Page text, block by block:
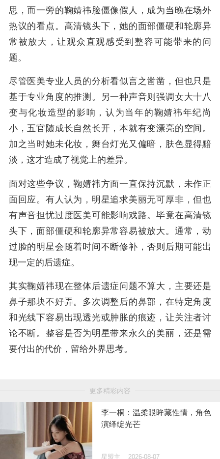
思，而一旁的鞠婧祎脸僵像假人，成为当晚在场外
热议的看点。高清镜头下，她的面部僵硬和轮廓异
常被放大，让观众直观感受到整容可能带来的问
题。
尽管医美专业人员的分析看似言之凿凿，但也只是
基于专业角度的推测。另一种声音则强调女大十八
变与化妆造型的影响，认为当年的鞠婧祎年纪尚
小，五官随成长自然长开，本就有变漂亮的空间。
加之当时她未化妆，舞台灯光又偏暗，肤色显得黯
淡，这才造成了视觉上的差异。
面对这些争议，鞠婧祎方面一直保持沉默，未作正
面回应。有人认为，明星追求美丽无可厚非，但也
有声音担忧过度医美可能影响戏路。毕竟在高清镜
头下，面部僵硬和轮廓异常容易被放大。通常，动
过脸的明星会随着时间不断修补，否则后期可能出
现一定的后遗症。
其实鞠婧祎现在整体后遗症问题不算大，主要还是
鼻子那块不好弄。多次调整后的鼻部，在特定角度
和光线下容易出现透光或肿胀的痕迹，让关注者讨
论不断。整容是否为明星带来永久的美丽，还是需
要付出的代价，留给外界思考。
更多精彩内容
李一桐：温柔眼眸藏性情，角色
演绎绽光芒
星盟主 2026-08-07